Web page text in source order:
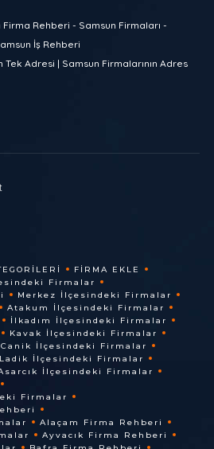
Firma Rehberi - Samsun Firmaları -
İş Rehberi
Tek Adresi | Samsun Firmalarının Adres
FIRMA EKLE
Firmalar
Merkez İlçesindeki Firmalar
Atakum İlçesindeki Firmalar
İlkadım İlçesindeki Firmalar
Kavak İlçesindeki Firmalar
Canik İlçesindeki Firmalar
Ladik İlçesindeki Firmalar
İlçesindeki Firmalar
Firmalar
Alaçam Firma Rehberi
Ayvacık Firma Rehberi